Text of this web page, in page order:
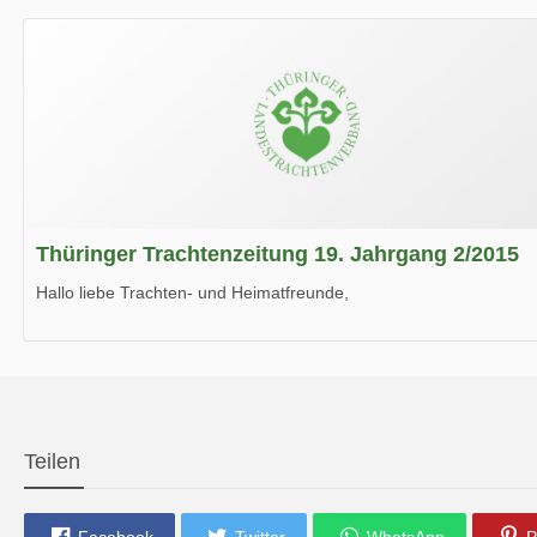
Wir wünschen Euch viel Spaß beim Lesen.
Thüringer Trachtenzeitung 19. Jahrgang 2/2015
Hallo liebe Trachten- und Heimatfreunde,
Teilen